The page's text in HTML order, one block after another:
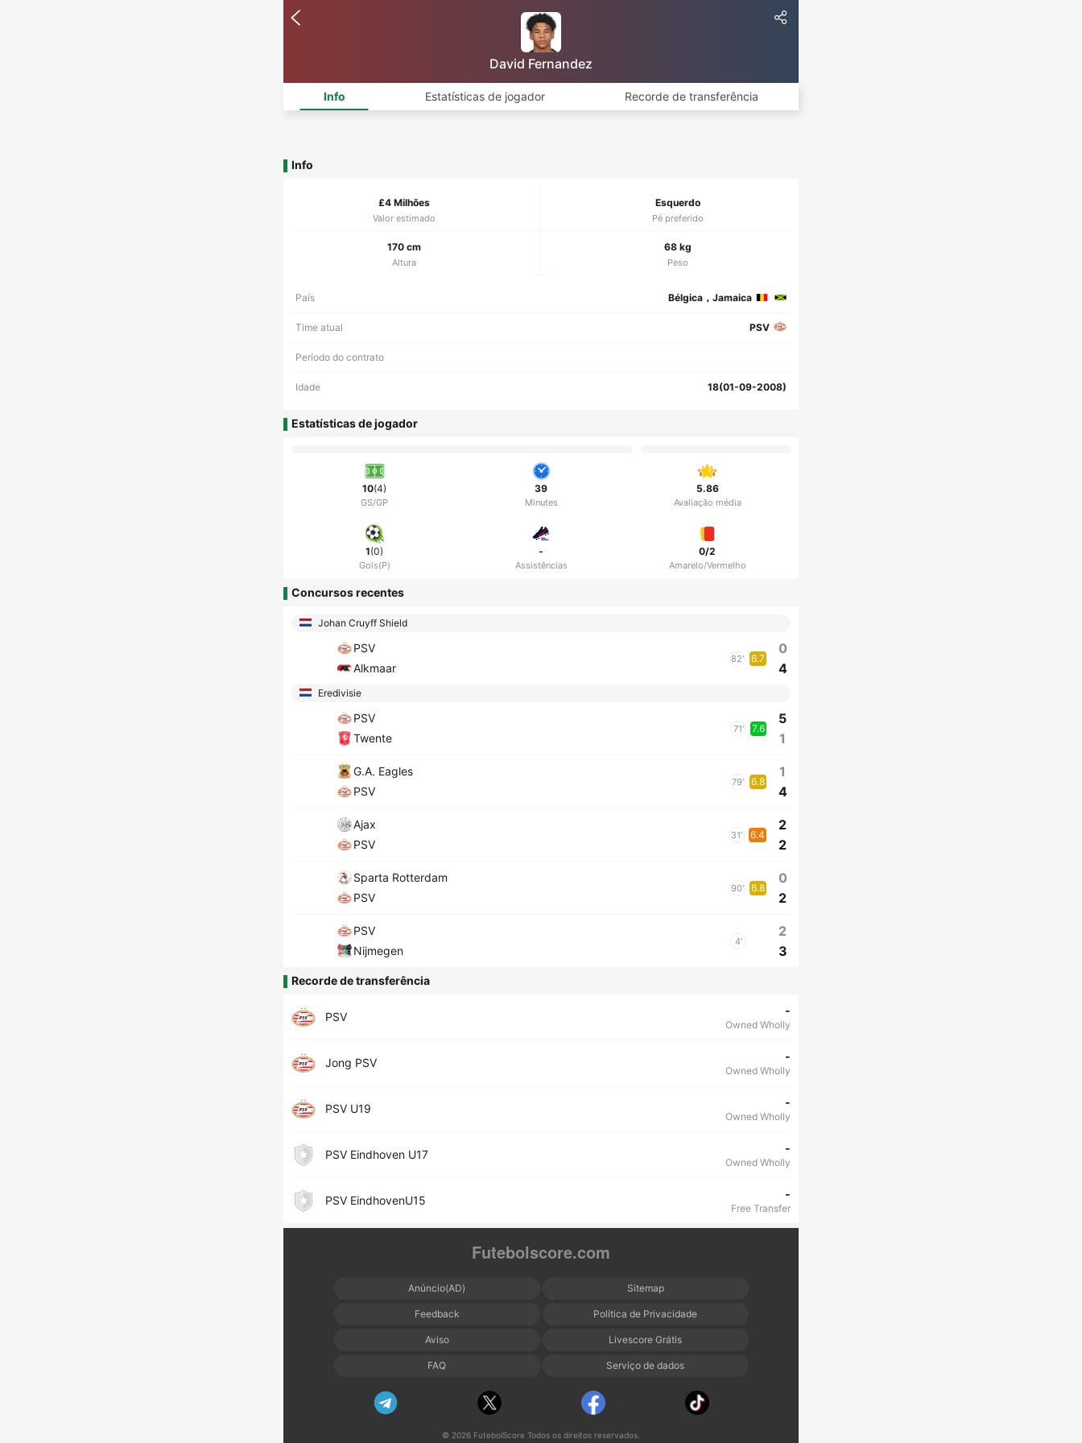
David Fernandez
Info Estatísticas de jogador Recorde de transferência
Info
£4 Milhões
Valor estimado
Esquerdo
Pé preferido
170 cm
Altura
68 kg
Peso
País Bélgica，Jamaica
Time atual PSV
Período do contrato
Idade 18(01-09-2008)
Estatísticas de jogador
10(4)
GS/GP
39
Minutes
5.86
Avaliação média
1(0)
Gols(P)
-
Assistências
0/2
Amarelo/Vermelho
Concursos recentes
Johan Cruyff Shield
PSV
Alkmaar
82' 6.7
0
4
Eredivisie
PSV
Twente
71' 7.6
5
1
G.A. Eagles
PSV
79' 6.8
1
4
Ajax
PSV
31' 6.4
2
2
Sparta Rotterdam
PSV
90' 6.8
0
2
PSV
Nijmegen
4'
2
3
Recorde de transferência
PSV -
Owned Wholly
Jong PSV -
Owned Wholly
PSV U19 -
Owned Wholly
PSV Eindhoven U17 -
Owned Wholly
PSV EindhovenU15 -
Free Transfer
Futebolscore.com
Anúncio(AD) Sitemap
Feedback Política de Privacidade
Aviso Livescore Grátis
FAQ Serviço de dados
© 2026 FutebolScore Todos os direitos reservados.